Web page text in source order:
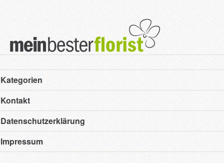
Hauptmenü
Zum
primären
Inhalt
springen
Zum
sekundären
Inhalt
springen
Kategorien
Kontakt
Datenschutzerklärung
Impressum